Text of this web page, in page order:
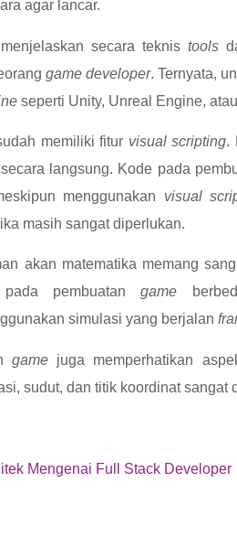
agar lancar.
secara teknis tools
game developer. Ternyata,
seperti Unity, Unreal Engine,
memiliki fitur visual scripting.
secara langsung. Kode pada
menggunakan visual
masih sangat diperlukan.
akan matematika memang
pada pembuatangame
simulasi yang berjalan
game juga memperhatikan
sudut, dan titik koordinat sangat
Mengenai Full Stack Developer